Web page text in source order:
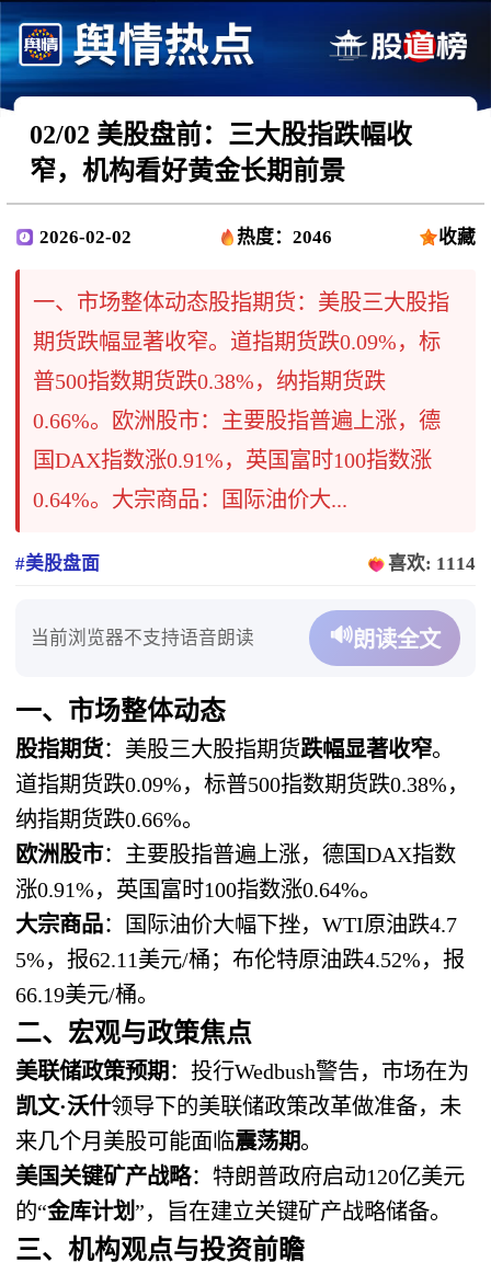
02/02 美股盘前：三大股指跌幅收
窄，机构看好黄金长期前景
2026-02-02 热度：2046 收藏
一、市场整体动态股指期货：美股三大股指
期货跌幅显著收窄。道指期货跌0.09%，标
普500指数期货跌0.38%，纳指期货跌
0.66%。欧洲股市：主要股指普遍上涨，德
国DAX指数涨0.91%，英国富时100指数涨
0.64%。大宗商品：国际油价大...
#美股盘面 喜欢: 1114
当前浏览器不支持语音朗读 🔊朗读全文
一、市场整体动态
股指期货：美股三大股指期货跌幅显著收窄。
道指期货跌0.09%，标普500指数期货跌0.38%，
纳指期货跌0.66%。
欧洲股市：主要股指普遍上涨，德国DAX指数
涨0.91%，英国富时100指数涨0.64%。
大宗商品：国际油价大幅下挫，WTI原油跌4.7
5%，报62.11美元/桶；布伦特原油跌4.52%，报
66.19美元/桶。
二、宏观与政策焦点
美联储政策预期 ：投行Wedbush警告，市场在为
凯文·沃什领导下的美联储政策改革做准备，未
来几个月美股可能面临震荡期。
美国关键矿产战略：特朗普政府启动120亿美元
的“金库计划”，旨在建立关键矿产战略储备。
三、机构观点与投资前瞻